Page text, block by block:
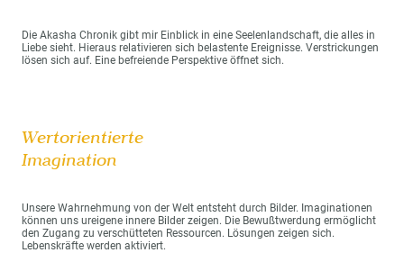
Die Akasha Chronik gibt mir Einblick in eine Seelenlandschaft, die alles in
Liebe sieht. Hieraus relativieren sich belastente Ereignisse. Verstrickungen
lösen sich auf. Eine befreiende Perspektive öffnet sich.
Wertorientierte
Imagination
Unsere Wahrnehmung von der Welt entsteht durch Bilder. Imaginationen
können uns ureigene innere Bilder zeigen. Die Bewußtwerdung ermöglicht
den Zugang zu verschütteten Ressourcen. Lösungen zeigen sich.
Lebenskräfte werden aktiviert.